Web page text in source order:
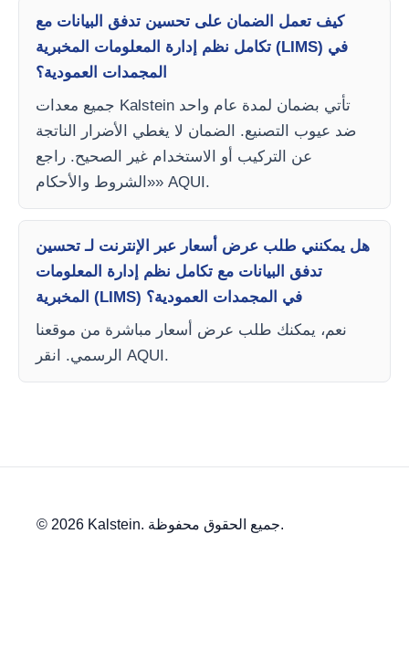
كيف تعمل الضمان على تحسين تدفق البيانات مع
تكامل نظم إدارة المعلومات المخبرية (LIMS) في
المجمدات العمودية؟
جميع معدات Kalstein تأتي بضمان لمدة عام واحد
ضد عيوب التصنيع. الضمان لا يغطي الأضرار الناتجة
عن التركيب أو الاستخدام غير الصحيح. راجع
«الشروط والأحكام» AQUI.
هل يمكنني طلب عرض أسعار عبر الإنترنت لـ تحسين
تدفق البيانات مع تكامل نظم إدارة المعلومات
المخبرية (LIMS) في المجمدات العمودية؟
نعم، يمكنك طلب عرض أسعار مباشرة من موقعنا
الرسمي. انقر AQUI.
© 2026 Kalstein. جميع الحقوق محفوظة.